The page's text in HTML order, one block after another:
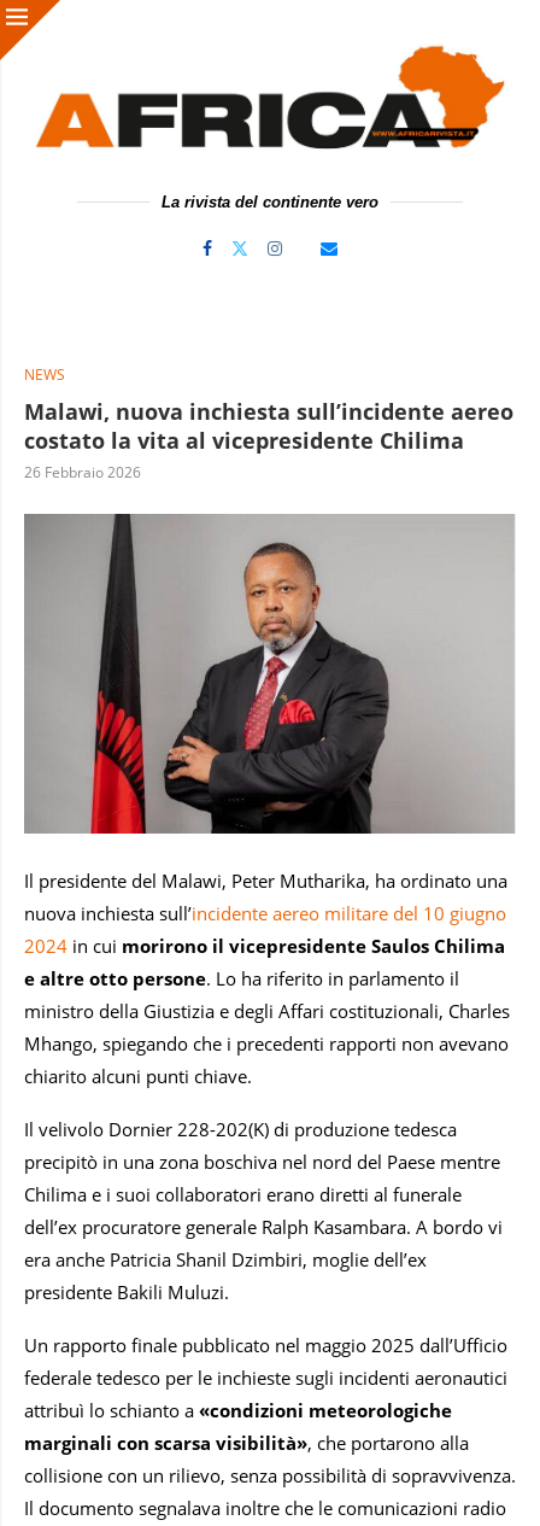
La rivista del continente vero
NEWS
Malawi, nuova inchiesta sull’incidente aereo
costato la vita al vicepresidente Chilima
26 Febbraio 2026
Il presidente del Malawi, Peter Mutharika, ha ordinato una
nuova inchiesta sull’incidente aereo militare del 10 giugno
2024 in cui morirono il vicepresidente Saulos Chilima
e altre otto persone. Lo ha riferito in parlamento il
ministro della Giustizia e degli Affari costituzionali, Charles
Mhango, spiegando che i precedenti rapporti non avevano
chiarito alcuni punti chiave.
Il velivolo Dornier 228-202(K) di produzione tedesca
precipitò in una zona boschiva nel nord del Paese mentre
Chilima e i suoi collaboratori erano diretti al funerale
dell’ex procuratore generale Ralph Kasambara. A bordo vi
era anche Patricia Shanil Dzimbiri, moglie dell’ex
presidente Bakili Muluzi.
Un rapporto finale pubblicato nel maggio 2025 dall’Ufficio
federale tedesco per le inchieste sugli incidenti aeronautici
attribuì lo schianto a «condizioni meteorologiche
marginali con scarsa visibilità», che portarono alla
collisione con un rilievo, senza possibilità di sopravvivenza.
Il documento segnalava inoltre che le comunicazioni radio